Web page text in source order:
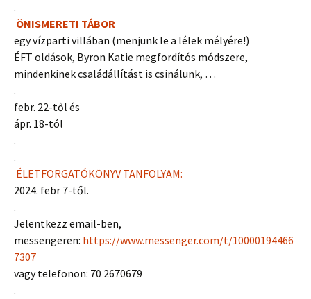
.
ÖNISMERETI TÁBOR
egy vízparti villában (menjünk le a lélek mélyére!)
ÉFT oldások, Byron Katie megfordítós módszere,
mindenkinek családállítást is csinálunk, …
.
febr. 22-től és
ápr. 18-tól
.
.
ÉLETFORGATÓKÖNYV TANFOLYAM:
2024. febr 7-től.
.
Jelentkezz email-ben,
messengeren: https://www.messenger.com/t/10000194466
7307
vagy telefonon: 70 2670679
.